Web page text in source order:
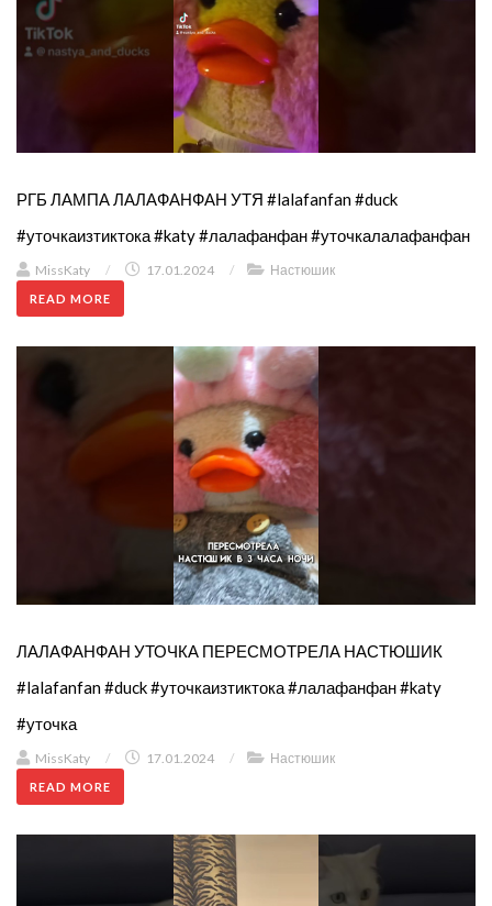
РГБ ЛАМПА ЛАЛАФАНФАН УТЯ #lalafanfan #duck
#уточкаизтиктока #katy #лалафанфан #уточкалалафанфан
MissKaty / 17.01.2024 / Настюшик
READ MORE
ЛАЛАФАНФАН УТОЧКА ПЕРЕСМОТРЕЛА НАСТЮШИК
#lalafanfan #duck #уточкаизтиктока #лалафанфан #katy
#уточка
MissKaty / 17.01.2024 / Настюшик
READ MORE